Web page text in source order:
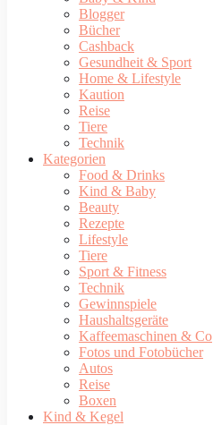
Blogger
Bücher
Cashback
Gesundheit & Sport
Home & Lifestyle
Kaution
Reise
Tiere
Technik
Kategorien
Food & Drinks
Kind & Baby
Beauty
Rezepte
Lifestyle
Tiere
Sport & Fitness
Technik
Gewinnspiele
Haushaltsgeräte
Kaffeemaschinen & Co
Fotos und Fotobücher
Autos
Reise
Boxen
Kind & Kegel